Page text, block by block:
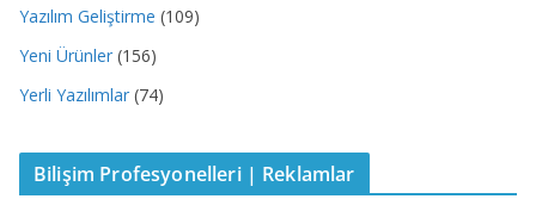
Yazılım Geliştirme (109)
Yeni Ürünler (156)
Yerli Yazılımlar (74)
Bilişim Profesyonelleri | Reklamlar